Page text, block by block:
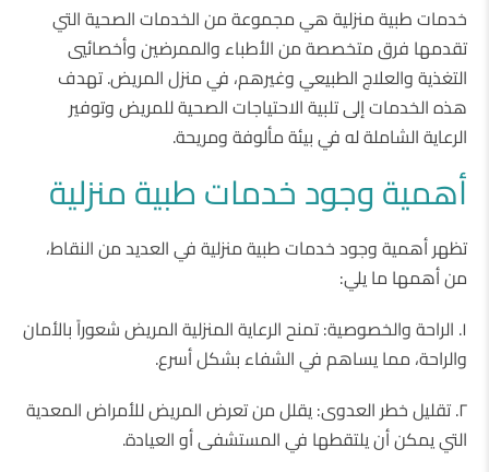
خدمات طبية منزلية هي مجموعة من الخدمات الصحية التي
تقدمها فرق متخصصة من الأطباء والممرضين وأخصائيي
التغذية والعلاج الطبيعي وغيرهم، في منزل المريض. تهدف
هذه الخدمات إلى تلبية الاحتياجات الصحية للمريض وتوفير
الرعاية الشاملة له في بيئة مألوفة ومريحة.
أهمية وجود خدمات طبية منزلية
تظهر أهمية وجود خدمات طبية منزلية في العديد من النقاط،
من أهمها ما يلي:
١. الراحة والخصوصية: تمنح الرعاية المنزلية المريض شعوراً بالأمان
والراحة، مما يساهم في الشفاء بشكل أسرع.
٢. تقليل خطر العدوى: يقلل من تعرض المريض للأمراض المعدية
التي يمكن أن يلتقطها في المستشفى أو العيادة.